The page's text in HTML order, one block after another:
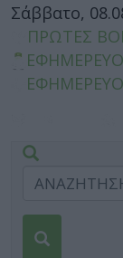
Σάββατο,
ΠΡΩΤΕΣ